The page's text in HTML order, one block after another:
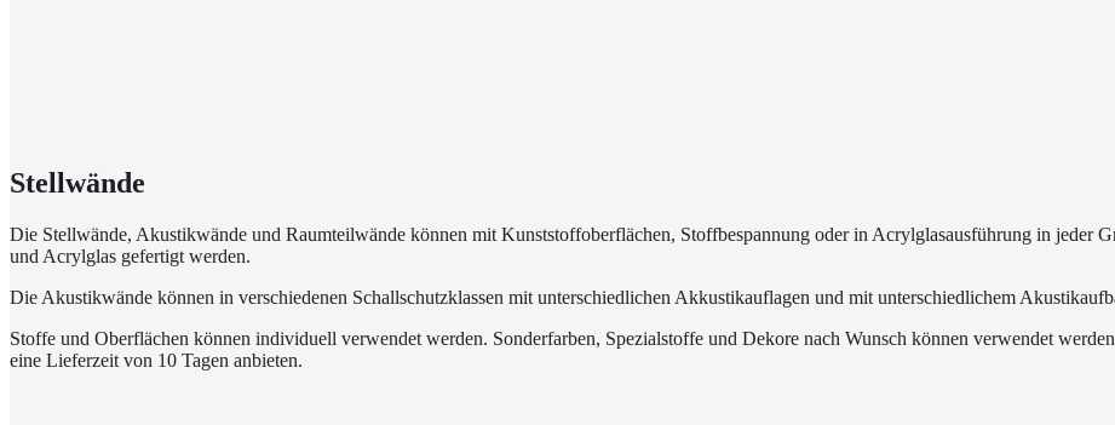
Stellwände
Die Stellwände, Akustikwände und Raumteilwände können mit Kunststoffoberflächen, Stoffbespannung oder in Acrylglasausführung in jeder
und Acrylglas gefertigt werden.
Die Akustikwände können in verschiedenen Schallschutzklassen mit unterschiedlichen Akkustikauflagen und mit unterschiedlichem
Stoffe und Oberflächen können individuell verwendet werden. Sonderfarben, Spezialstoffe und Dekore nach Wunsch können verwendet
eine Lieferzeit von 10 Tagen anbieten.